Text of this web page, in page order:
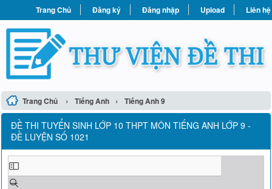
Trang Chủ Đăng ký Đăng nhập Upload Liên hệ
Trang Chủ › Tiếng Anh › Tiếng Anh 9
ĐỀ THI TUYỂN SINH LỚP 10 THPT MÔN TIẾNG ANH LỚP 9 -
ĐỀ LUYỆN SỐ 1021